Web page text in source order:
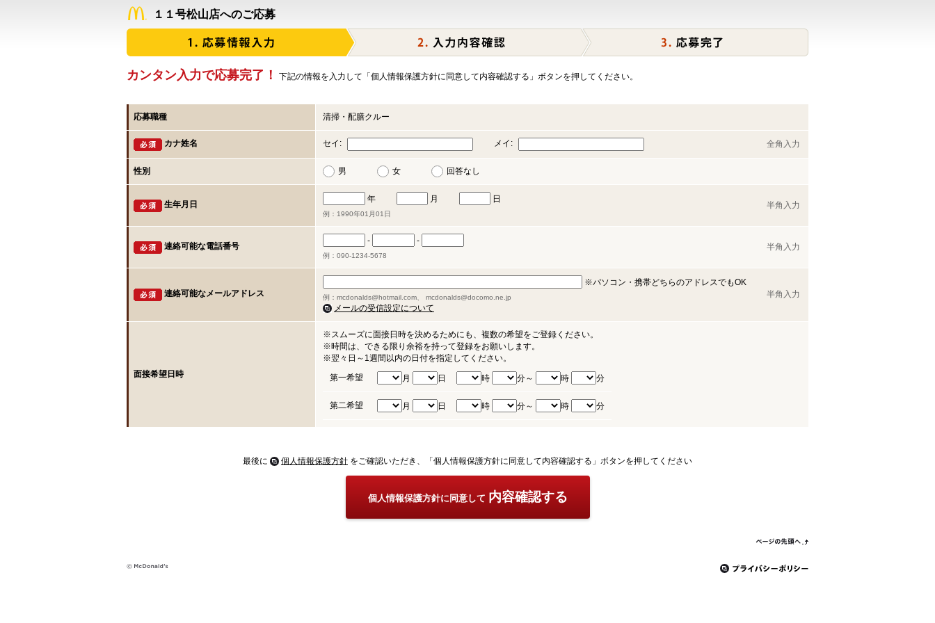
１１号松山店へのご応募
カンタン入力で応募完了！ 下記の情報を入力して「個人情報保護方針に同意して内容確認する」ボタンを押してください。
応募職種 清掃・配膳クルー
カナ姓名 セイ: メイ: 全角入力
性別 男 女 回答なし
生年月日
年 月 日
例：1990年01月01日
半角入力
連絡可能な電話番号
- -
例：090-1234-5678
半角入力
連絡可能なメールアドレス
※パソコン・携帯どちらのアドレスでもOK
例：mcdonalds@hotmail.com、 mcdonalds@docomo.ne.jp
メールの受信設定について
半角入力
面接希望日時
※スムーズに面接日時を決めるためにも、複数の希望をご登録ください。
※時間は、できる限り余裕を持って登録をお願いします。
※翌々日～1週間以内の日付を指定してください。
第一希望
月 日 時 分～ 時 分
第二希望 月 日 時 分～ 時 分
最後に 個人情報保護方針 をご確認いただき、「個人情報保護方針に同意して内容確認する」ボタンを押してください
個人情報保護方針に同意して 内容確認する